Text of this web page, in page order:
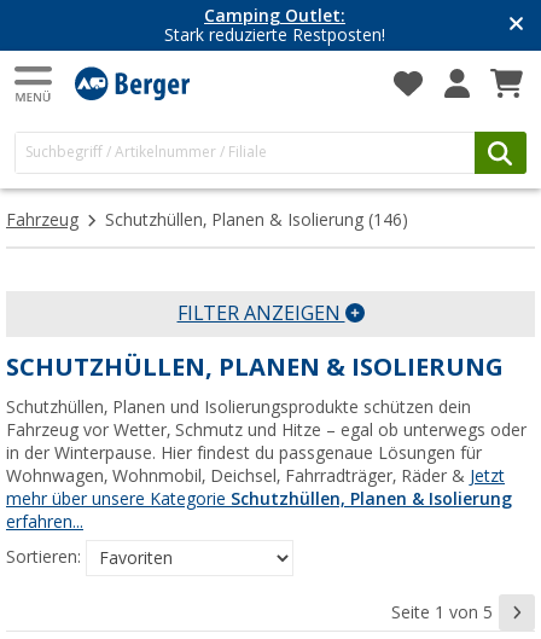
Camping Outlet:
Stark reduzierte Restposten!
Fahrzeug Schutzhüllen, Planen & Isolierung (146)
FILTER ANZEIGEN
SCHUTZHÜLLEN, PLANEN & ISOLIERUNG
Schutzhüllen, Planen und Isolierungsprodukte schützen dein
Fahrzeug vor Wetter, Schmutz und Hitze – egal ob unterwegs oder
in der Winterpause. Hier findest du passgenaue Lösungen für
Wohnwagen, Wohnmobil, Deichsel, Fahrradträger, Räder & Jetzt
mehr über unsere Kategorie Schutzhüllen, Planen & Isolierung
erfahren...
Sortieren:
Seite 1 von 5